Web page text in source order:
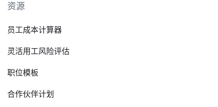
资源
员工成本计算器
灵活用工风险评估
职位模板
合作伙伴计划